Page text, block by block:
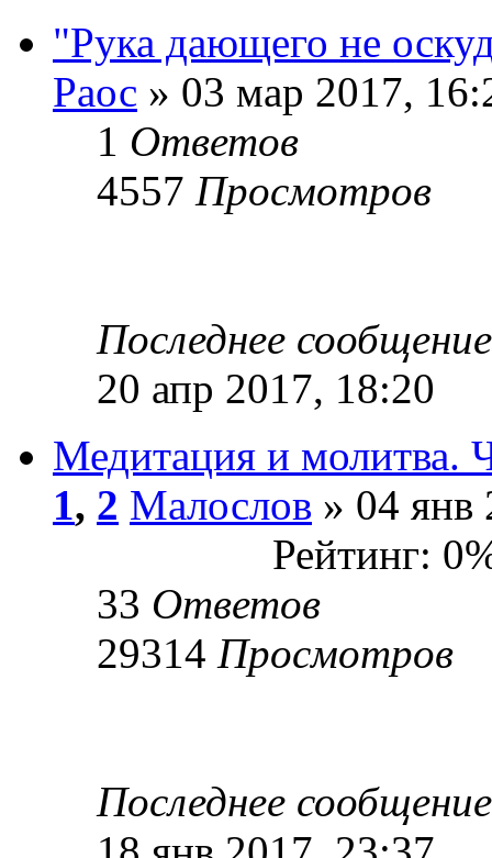
"Рука дающего не
Раос » 03 мар 2017,
1 Ответов
4557 Просмотров
Последнее
20 апр 2017, 18:20
Медитация и молитва.
1, 2 Малослов » 04 янв
Рейтинг:
33 Ответов
29314 Просмотров
Последнее